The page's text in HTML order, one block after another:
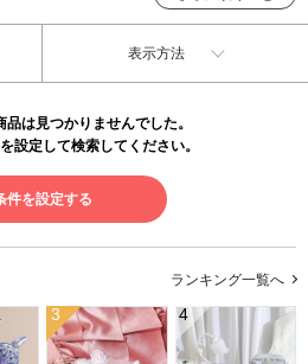
表示方法
は見つかりませんでした。
設定して検索してください。
件を設定する
ランキング一覧へ
3 4